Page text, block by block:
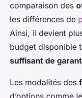
comparaison des
les différences de
Ainsi, il devient
budget disponible
suffisant de
Les modalités des